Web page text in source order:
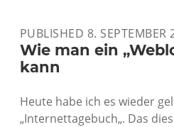
PUBLISHED 8. SEPTEMBER
Wie man ein
kann
Heute habe ich es wieder
„Internettagebuch„. Das